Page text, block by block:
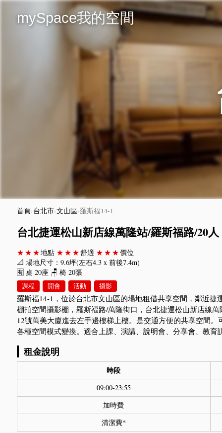
mySpace我的空間
首頁›台北市›文山區›羅斯福14-1
台北捷運松山新店線萬隆站/羅斯福路/20人
★★★地點 ★★★舒適 ★★★價位
📐 場地尺寸：9.6坪(左右4.3 x 前後7.4m)
🈶 桌 20座 🪑 椅 20張
課程 開會 活動 攝影
羅斯福14-1，位於台北市文山區的場地租借共享空間，鄰近捷
棚拍空間攝影棚，羅斯福路/萬隆街口，台北捷運松山新店線
12號萬美大廈進去左手邊樓梯上樓。是交通方便的共享空間
各種空間模式變換。適合上課、演講、說明會、分享會、教
租金說明
時段
09:00-23:55
加時費
清潔費*